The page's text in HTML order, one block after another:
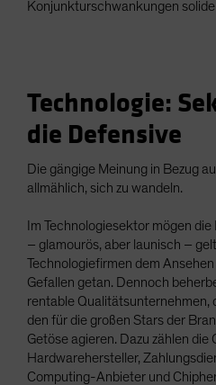
Konjunkturschwankungen solide
Technologie:
die Defensive
Die gängige Meinung in Bezug
allmählich, sich zu wandeln.
Im Technologiesektor mögen
– glamourös, aber launisch –
Technologiefirmen dem
Gefallen getan. Dennoch
rentable Qualitätsunternehmen,
den für die großen Stars der
Getöse agieren. Dazu zählen die
Hardwarehersteller,
Computing-Anbieter und